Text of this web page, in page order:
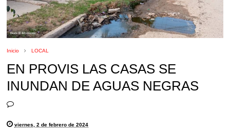
Inicio LOCAL
EN PROVIS LAS CASAS SE
INUNDAN DE AGUAS NEGRAS
viernes, 2 de febrero de 2024